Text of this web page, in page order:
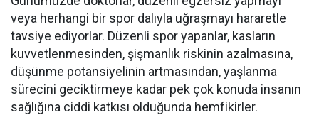
veya herhangi bir spor dalıyla uğraşmayı hararetle
tavsiye ediyorlar. Düzenli spor yapanlar, kasların
kuvvetlenmesinden, şişmanlık riskinin azalmasına,
düşünme potansiyelinin artmasından, yaşlanma
sürecini geciktirmeye kadar pek çok konuda insanın
sağlığına ciddi katkısı olduğunda hemfikirler.